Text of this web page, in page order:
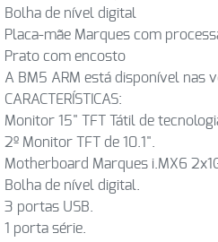
Bolha de nível digital
Placa-mãe Marques com
Prato com encosto
A BM5 ARM está disponível nas
CARACTERÍSTICAS:
Monitor 15" TFT Tátil de
2º Monitor TFT de 10.1".
Motherboard Marques i.MX6
Bolha de nível digital.
3 portas USB.
1 porta série.